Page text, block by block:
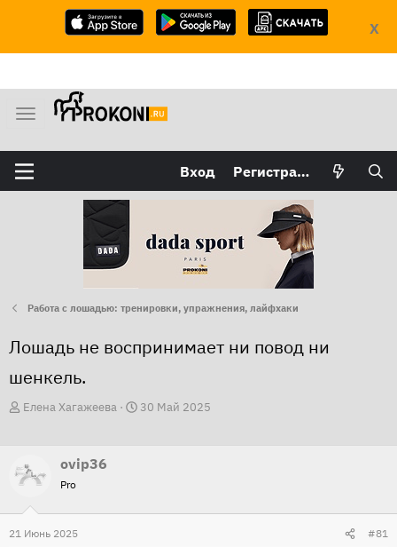
X
М
н
ю
Вход Регистрация
Работа с лошадью: тренировки, упражнения, лайфхаки
Лошадь не воспринимает ни повод ни
шенкель.
А
о
т
е
Елена Хагажеева
Д
а
30 Май 2025
ovip36
Pro
21 Июнь 2025 #81